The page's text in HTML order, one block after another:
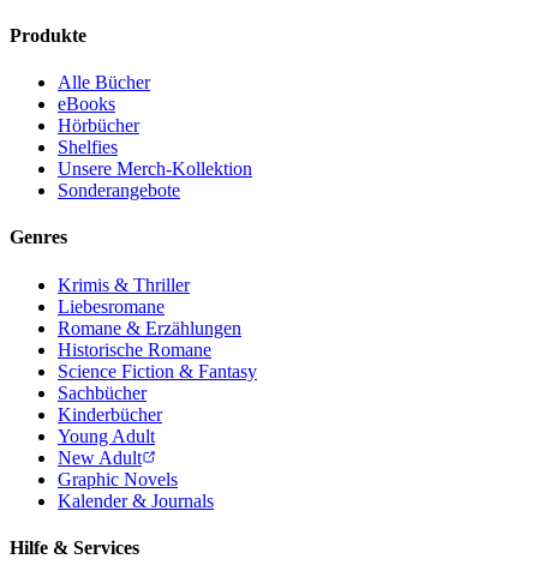
Produkte
Alle Bücher
eBooks
Hörbücher
Shelfies
Unsere Merch-Kollektion
Sonderangebote
Genres
Krimis & Thriller
Liebesromane
Romane & Erzählungen
Historische Romane
Science Fiction & Fantasy
Sachbücher
Kinderbücher
Young Adult
New Adult
Graphic Novels
Kalender & Journals
Hilfe & Services